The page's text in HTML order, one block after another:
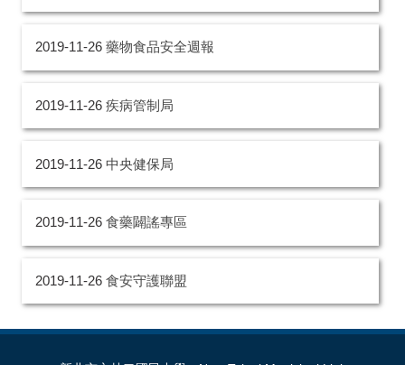
2019-11-26 藥物食品安全週報
2019-11-26 疾病管制局
2019-11-26 中央健保局
2019-11-26 食藥闢謠專區
2019-11-26 食安守護聯盟